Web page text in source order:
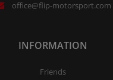
office@flip-motorsport.com
INFORMATION
Friends